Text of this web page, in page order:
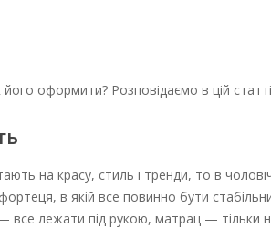
його оформити? Розповідаємо в цій
на красу, стиль і тренди, то в
в якій все повинно бути
все лежати під рукою, матрац — тільки